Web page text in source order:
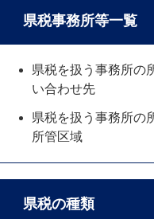
県税事務所等一覧
県税を扱う事務所の
い合わせ先
県税を扱う事務所の
所管区域
県税の種類